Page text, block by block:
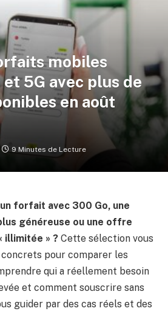
mobiles
5G avec plus de
en août
9 Minutes de Lecture
forfait avec 300 Go, une
généreuse ou une offre
illimitée » ? Cette sélection vous
pour comparer les
qui a réellement besoin
et comment souscrire sans
guider par des cas réels et des